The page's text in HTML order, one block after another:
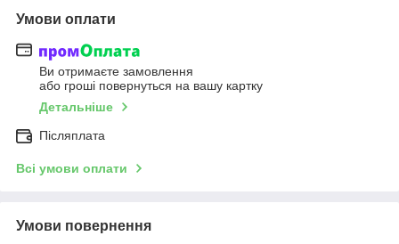
Умови оплати
Ви отримаєте замовлення
або гроші повернуться на вашу картку
Детальніше
Післяплата
Всі умови оплати
Умови повернення